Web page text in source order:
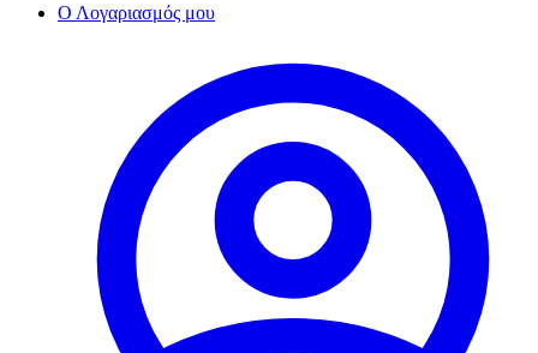
Ο Λογαριασμός μου